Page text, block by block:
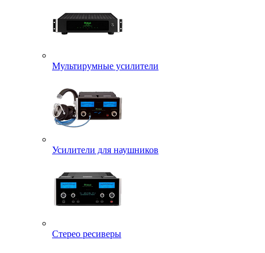
Мультирумные усилители
Усилители для наушников
Стерео ресиверы